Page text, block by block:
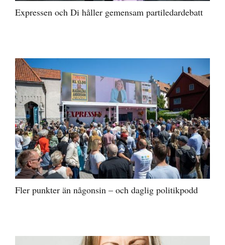
Expressen och Di håller gemensam partiledardebatt
Fler punkter än någonsin – och daglig politikpodd